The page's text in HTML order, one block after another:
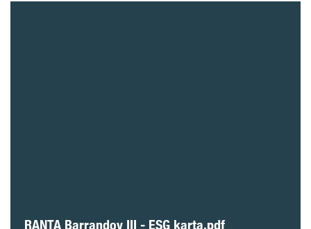
RANTA Barrandov III - ESG karta.pdf